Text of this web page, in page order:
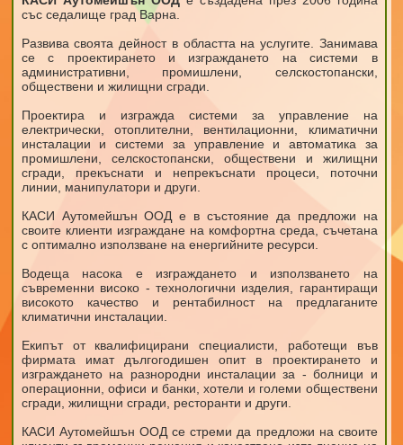
със седалище град Варна.
Развива своята дейност в областта на услугите. Занимава
се с проектирането и изграждането на системи в
административни, промишлени, селскостопански,
обществени и жилищни сгради.
Проектира и изгражда системи за управление на
електрически, отоплителни, вентилационни, климатични
инсталации и системи за управление и автоматика за
промишлени, селскостопански, обществени и жилищни
сгради, прекъснати и непрекъснати процеси, поточни
линии, манипулатори и други.
КАСИ Аутомейшън ООД е в състояние да предложи на
своите клиенти изграждане на комфортна среда, съчетана
с оптимално използване на енергийните ресурси.
Водеща насока е изграждането и използването на
съвременни високо - технологични изделия, гарантиращи
високото качество и рентабилност на предлаганите
климатични инсталации.
Екипът от квалифицирани специалисти, работещи във
фирмата имат дългогодишен опит в проектирането и
изграждането на разнородни инсталации за - болници и
операционни, офиси и банки, хотели и големи обществени
сгради, жилищни сгради, ресторанти и други.
КАСИ Аутомейшън ООД се стреми да предложи на своите